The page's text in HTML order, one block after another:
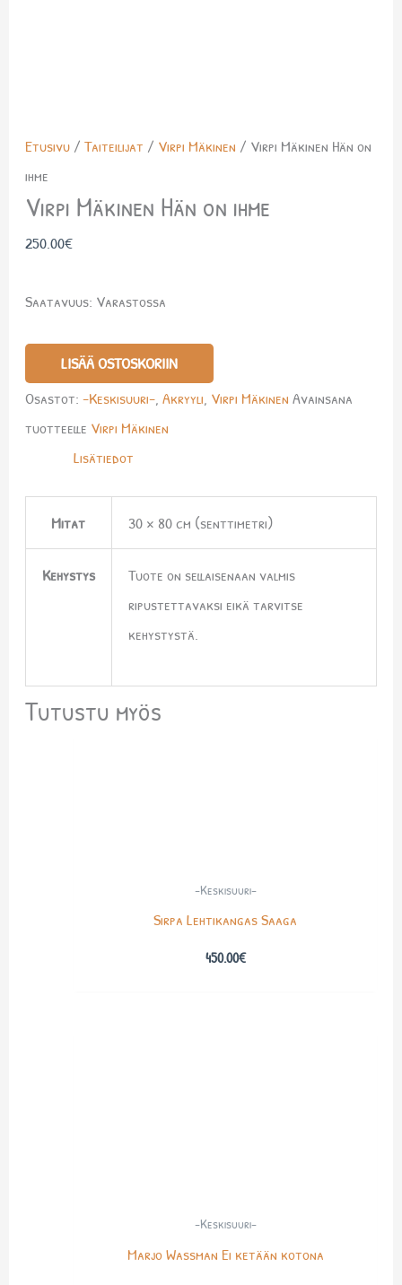
Etusivu/ Taiteilijat / Virpi Mäkinen / Virpi Mäkinen Hän on
ihme
Virpi Mäkinen Hän on ihme
250.00€
Saatavuus: Varastossa
LISÄÄ OSTOSKORIIN
Osastot: -Keskisuuri-, Akryyli, Virpi Mäkinen Avainsana
tuotteelle Virpi Mäkinen
Lisätiedot
Mitat 30 × 80 cm (senttimetri)
Kehystys
Tuote on sellaisenaan valmis
ripustettavaksi eikä tarvitse
kehystystä.
Tutustu myös
-Keskisuuri-
Sirpa Lehtikangas Saaga
450.00€
-Keskisuuri-
Marjo Wassman Ei ketään kotona